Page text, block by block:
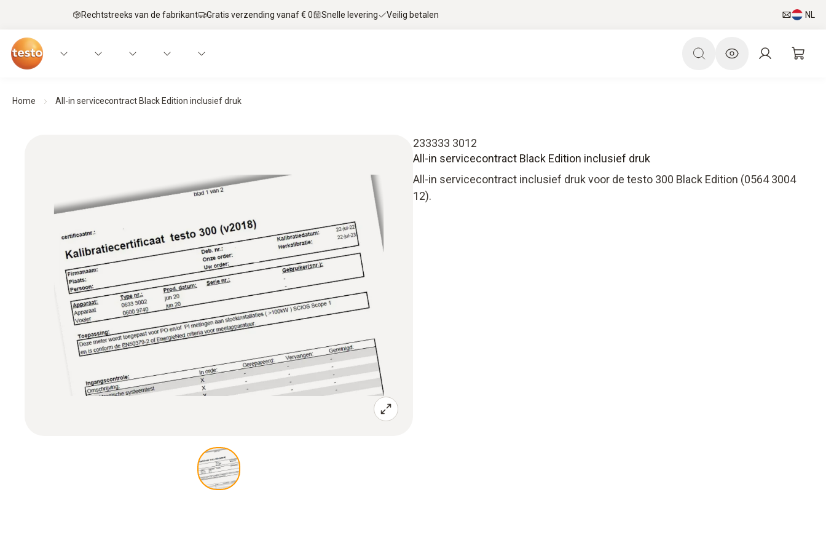
Rechtstreeks van de fabrikant Gratis verzending vanaf € 0 Snelle levering Veilig betalen NL
Home All-in servicecontract Black Edition inclusief druk
233333 3012
All-in servicecontract Black Edition inclusief druk
All-in servicecontract inclusief druk voor de testo 300 Black Edition (0564 3004
12).